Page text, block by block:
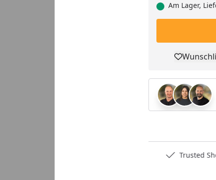
Am Lager,
Trusted